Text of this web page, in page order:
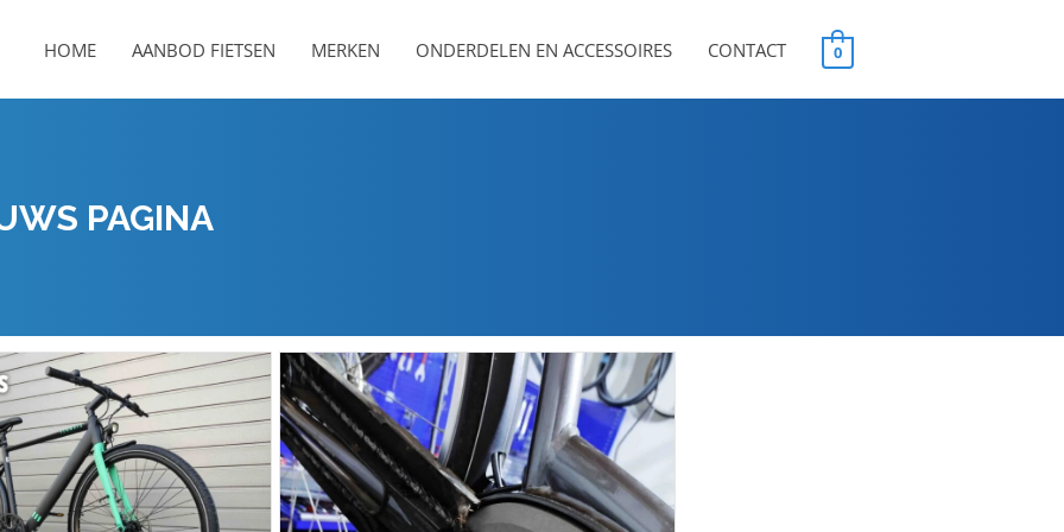
HOME AANBOD FIETSEN MERKEN ONDERDELEN EN ACCESSOIRES CONTACT 0
PAGINA